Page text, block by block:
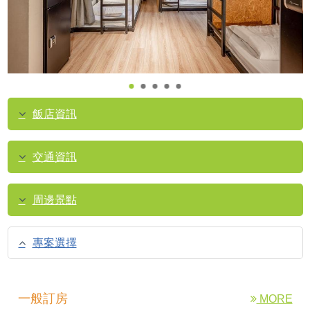
飯店資訊
交通資訊
周邊景點
專案選擇
一般訂房 MORE